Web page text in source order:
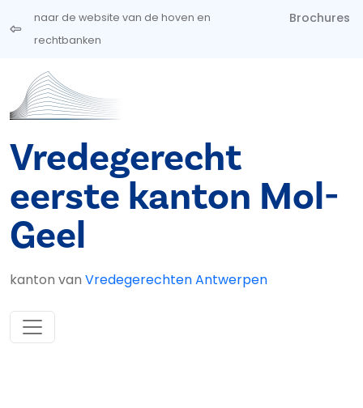
Overslaan en naar de inhoud gaan
naar de website van de hoven en
rechtbanken
Brochures
Vredegerecht
eerste kanton Mol-
Geel
kanton van Vredegerechten Antwerpen